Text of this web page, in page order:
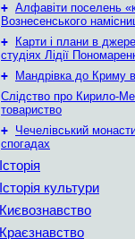
+ Алфавіти поселень
Вознесенського
+
Карти і плани в
студіях Лідії
+
Мандрівка до Криму
Слідство про Кирило-
товариство
+ Чечелівський
спогадах
Історія
Історія культури
Києвознавство
Краєзнавство